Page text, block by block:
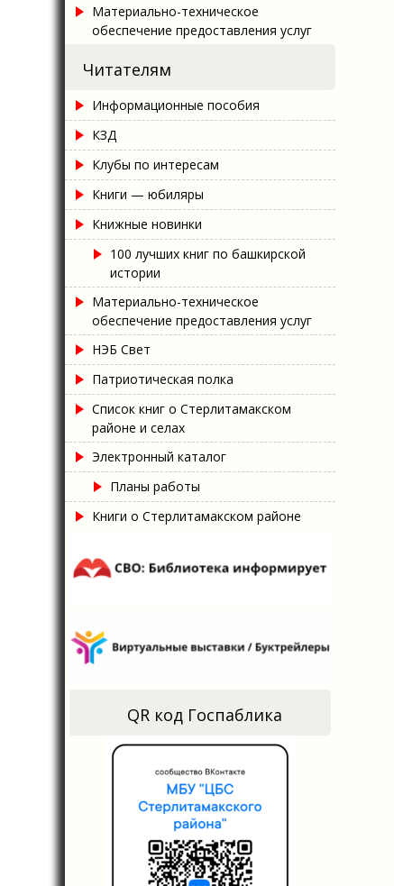
Материально-техническое
обеспечение предоставления услуг
Читателям
Информационные пособия
КЗД
Клубы по интересам
Книги — юбиляры
Книжные новинки
100 лучших книг по башкирской
истории
Материально-техническое
обеспечение предоставления услуг
НЭБ Свет
Патриотическая полка
Список книг о Стерлитамакском
районе и селах
Электронный каталог
Планы работы
Книги о Стерлитамакском районе
QR код Госпаблика